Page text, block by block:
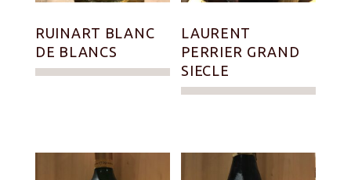
RUINART BLANC
DE BLANCS
LAURENT
PERRIER GRAND
SIECLE